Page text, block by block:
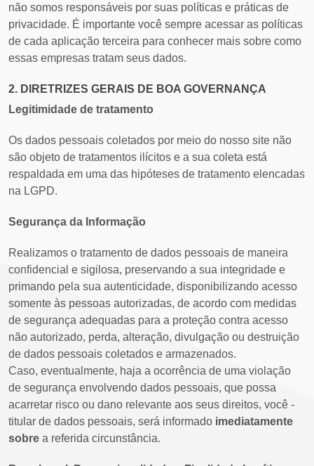
não somos responsáveis por suas políticas e práticas de
privacidade. É importante você sempre acessar as políticas
de cada aplicação terceira para conhecer mais sobre como
essas empresas tratam seus dados.
2. DIRETRIZES GERAIS DE BOA GOVERNANÇA
Legitimidade de tratamento
Os dados pessoais coletados por meio do nosso site não
são objeto de tratamentos ilícitos e a sua coleta está
respaldada em uma das hipóteses de tratamento elencadas
na LGPD.
Segurança da Informação
Realizamos o tratamento de dados pessoais de maneira
confidencial e sigilosa, preservando a sua integridade e
primando pela sua autenticidade, disponibilizando acesso
somente às pessoas autorizadas, de acordo com medidas
de segurança adequadas para a proteção contra acesso
não autorizado, perda, alteração, divulgação ou destruição
de dados pessoais coletados e armazenados.
Caso, eventualmente, haja a ocorrência de uma violação
de segurança envolvendo dados pessoais, que possa
acarretar risco ou dano relevante aos seus direitos, você -
titular de dados pessoais, será informado imediatamente
sobre a referida circunstância.